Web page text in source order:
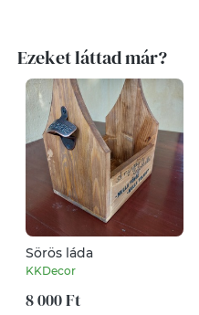
Ezeket láttad már?
Sörös láda
KKDecor
8 000 Ft